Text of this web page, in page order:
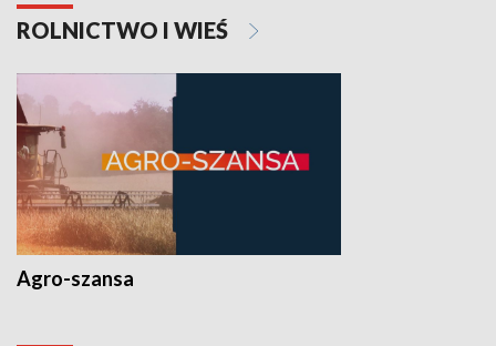
ROLNICTWO I WIEŚ
Agro-szansa